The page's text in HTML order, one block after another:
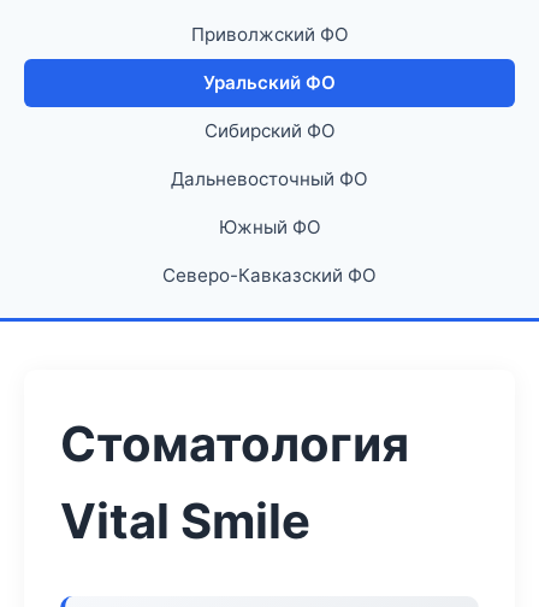
Приволжский ФО
Уральский ФО
Сибирский ФО
Дальневосточный ФО
Южный ФО
Северо-Кавказский ФО
Стоматология
Vital Smile